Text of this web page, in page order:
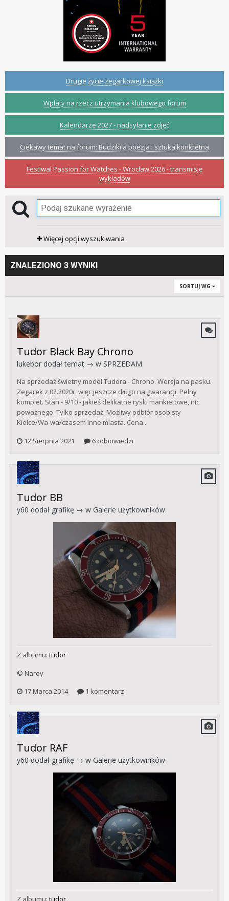
Drugie życie zegarkowej książki
Wpłaty na rzecz utrzymania klubowego forum
Kalendarze 2027 - nadsyłanie zdjęć
Ciekawy temat na forum: Budziki a poezja i sztuka konkretna
Festiwal Passion for Watches - Wrocław 2026 - transmisje
wykładów
Więcej opcji wyszukiwania
ZNALEZIONO 3 WYNIKI
SORTUJ WG
Tudor Black Bay Chrono
lukebor dodał temat → w SPRZEDAM
Na sprzedaż świetny model Tudora - Chrono. Wersja na pasku.
Zegarek z 02.2020r. więc jeszcze długo na gwarancji. Pełny
komplet. Stan - 9/10 - jakieś delikatne ryski mankietowe, nic
poważnego. Tylko sprzedaż. Możliwy odbiór osobisty
Kielce/Wa-wa/czasem inne miasta. Cena...
12 Sierpnia 2021
6 odpowiedzi
Tudor BB
y60 dodał grafikę → w Galerie użytkowników
Z albumu: tudor
© Naroy
17 Marca 2014
1 komentarz
Tudor RAF
y60 dodał grafikę → w Galerie użytkowników
Z albumu: tudor